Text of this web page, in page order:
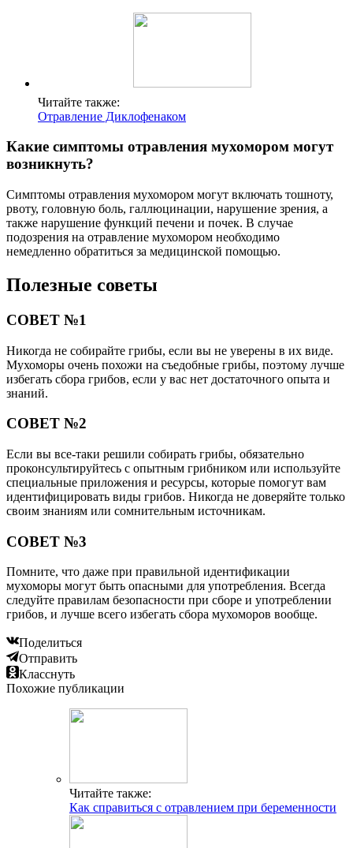
Читайте также:
Отравление Диклофенаком
Какие симптомы отравления мухомором могут
возникнуть?
Симптомы отравления мухомором могут включать тошноту,
рвоту, головную боль, галлюцинации, нарушение зрения, а
также нарушение функций печени и почек. В случае
подозрения на отравление мухомором необходимо
немедленно обратиться за медицинской помощью.
Полезные советы
СОВЕТ №1
Никогда не собирайте грибы, если вы не уверены в их виде.
Мухоморы очень похожи на съедобные грибы, поэтому лучше
избегать сбора грибов, если у вас нет достаточного опыта и
знаний.
СОВЕТ №2
Если вы все-таки решили собирать грибы, обязательно
проконсультируйтесь с опытным грибником или используйте
специальные приложения и ресурсы, которые помогут вам
идентифицировать виды грибов. Никогда не доверяйте только
своим знаниям или сомнительным источникам.
СОВЕТ №3
Помните, что даже при правильной идентификации
мухоморы могут быть опасными для употребления. Всегда
следуйте правилам безопасности при сборе и употреблении
грибов, и лучше всего избегать сбора мухоморов вообще.
Поделиться
Отправить
Класснуть
Похожие публикации
Читайте также:
Как справиться с отравлением при беременности